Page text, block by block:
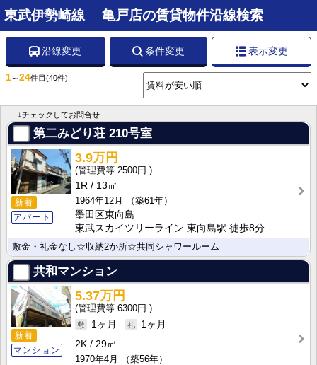
東武伊勢崎線 亀戸店の賃貸物件沿線検索
沿線変更 条件変更 表示変更
1～24件目 (40件)
↓チェックしてお問合せ
第二みどり荘 210号室
新着
アパート
3.9万円
2500円
1R
13㎡
1964年12月
（築61年）
墨田区東向島
東武スカイツリーライン 東向島駅 徒歩8分
敷金・礼金なし☆収納2か所☆共同シャワールーム
共和マンション
新着
マンション
5.37万円
6300円
1ヶ月
1ヶ月
2K
29㎡
1970年4月
（築56年）